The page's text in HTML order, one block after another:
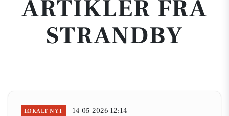
ARTIKLER FRA
STRANDBY
LOKALT NYT 14-05-2026 12:14